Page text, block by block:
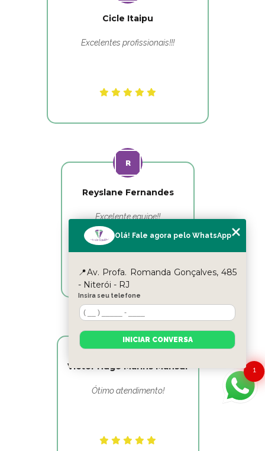
Cicle Itaipu
Excelentes profissionais!!!
Reyslane Fernandes
Excelente equipe!!
Victor Hugo Marins Mansur
Ótimo atendimento!
1
Olá! Fale agora pelo WhatsApp
📍Av. Profa. Romanda Gonçalves, 485
- Niterói - RJ
Insira seu telefone
INICIAR CONVERSA